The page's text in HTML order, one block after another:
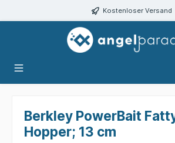
Kostenloser Versand
Berkley PowerBait
Hopper; 13 cm